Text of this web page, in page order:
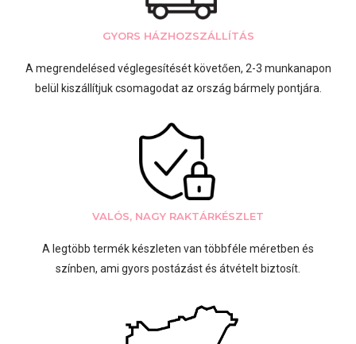
GYORS HÁZHOZSZÁLLÍTÁS
A megrendelésed véglegesítését követően, 2-3 munkanapon
belül kiszállítjuk csomagodat az ország bármely pontjára.
VALÓS, NAGY RAKTÁRKÉSZLET
A legtöbb termék készleten van többféle méretben és
színben, ami gyors postázást és átvételt biztosít.